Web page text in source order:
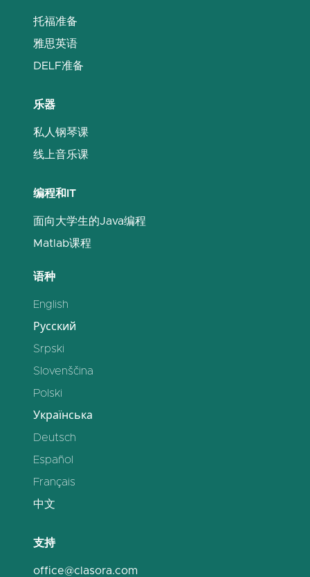
托福准备
雅思英语
DELF准备
乐器
私人钢琴课
线上音乐课
编程和IT
面向大学生的Java编程
Matlab课程
语种
English
Русский
Srpski
Slovenščina
Polski
Українська
Deutsch
Español
Français
中文
支持
office@clasora.com